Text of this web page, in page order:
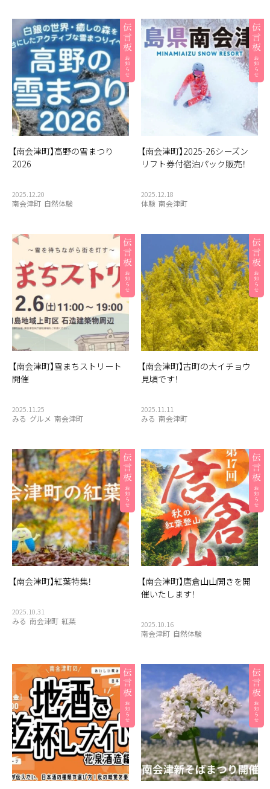
【南会津町】高野の雪まつり
2026
2025.12.20
南会津町 自然体験
【南会津町】2025-26シーズン
リフト券付宿泊パック販売！
2025.12.18
体験 南会津町
【南会津町】雪まちストリート
開催
2025.11.25
みる グルメ 南会津町
【南会津町】古町の大イチョウ
見頃です！
2025.11.11
みる 南会津町
【南会津町】紅葉特集！
2025.10.31
みる 南会津町 紅葉
【南会津町】唐倉山山開きを開
催いたします！
2025.10.16
南会津町 自然体験